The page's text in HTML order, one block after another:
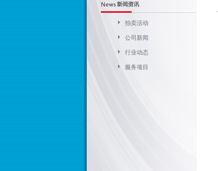
拍卖活动
公司新闻
行业动态
服务项目